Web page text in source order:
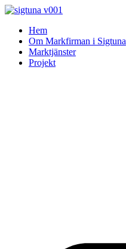
Skip
contentHem
Om Markfirman i Sigtuna
Marktjänster
Projekt